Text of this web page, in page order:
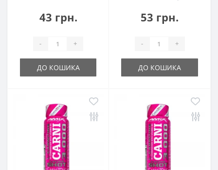
43 грн.
- +
ДО КОШИКА
53 грн.
- +
ДО КОШИКА